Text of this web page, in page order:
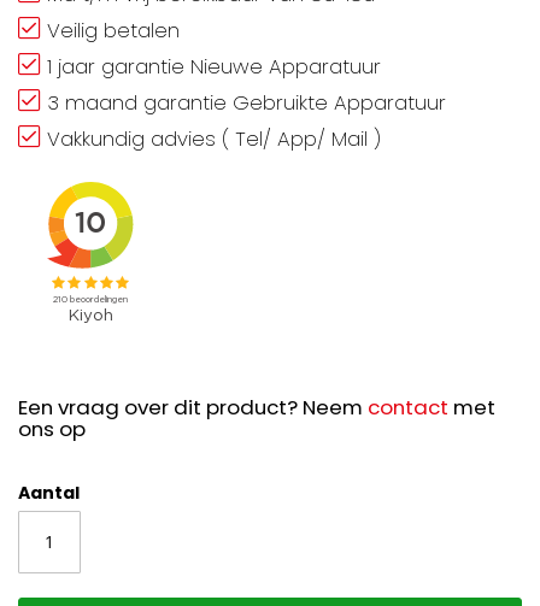
Veilig betalen
1 jaar garantie Nieuwe Apparatuur
3 maand garantie Gebruikte Apparatuur
Vakkundig advies ( Tel/ App/ Mail )
Een vraag over dit product? Neem contact met
ons op
Aantal